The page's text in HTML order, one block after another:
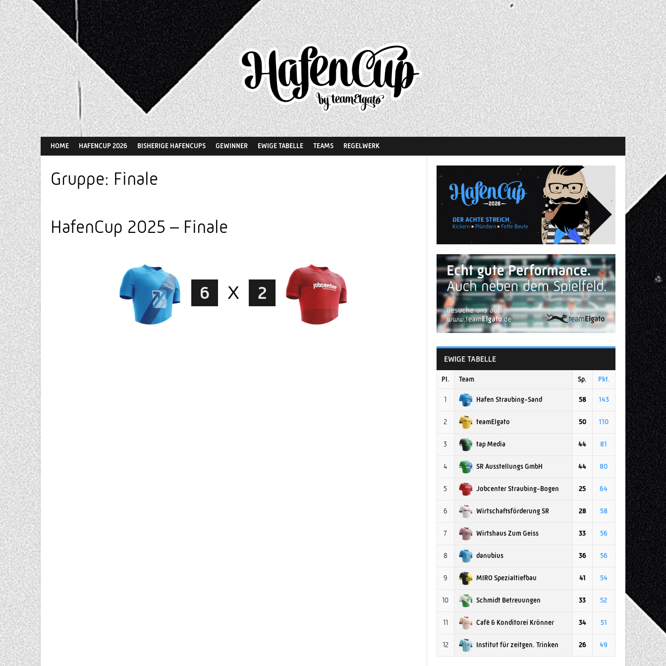
Springe
zum
Inhalt
HOME HAFENCUP 2026 BISHERIGE HAFENCUPS GEWINNER EWIGE TABELLE TEAMS REGELWERK
Gruppe: Finale
HafenCup 2025 – Finale
6 X 2
EWIGE TABELLE
Pl. Team Sp. Pkt.
1 Hafen Straubing-Sand 58 143
2 teamElgato 50 110
3 tap Media 44 81
4 SR Ausstellungs GmbH 44 80
5 Jobcenter Straubing-Bogen 25 64
6 Wirtschaftsförderung SR 28 58
7 Wirtshaus Zum Geiss 33 56
8 danubius 36 56
9 MIRO Spezialtiefbau 41 54
10 Schmidt Betreuungen 33 52
11 Café & Konditorei Krönner 34 51
12 Institut für zeitgen. Trinken 26 49